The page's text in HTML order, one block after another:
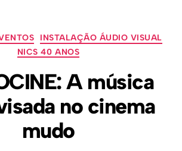
INSTALAÇÃO ÁUDIO VISUAL
NICS 40 ANOS
A música
no cinema
mudo